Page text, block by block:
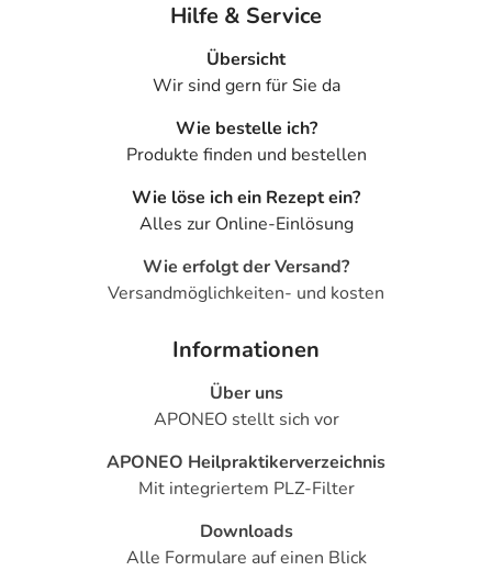
Hilfe & Service
Übersicht
Wir sind gern für Sie da
Wie bestelle ich?
Produkte finden und bestellen
Wie löse ich ein Rezept ein?
Alles zur Online-Einlösung
Wie erfolgt der Versand?
Versandmöglichkeiten- und kosten
Informationen
Über uns
APONEO stellt sich vor
APONEO Heilpraktikerverzeichnis
Mit integriertem PLZ-Filter
Downloads
Alle Formulare auf einen Blick